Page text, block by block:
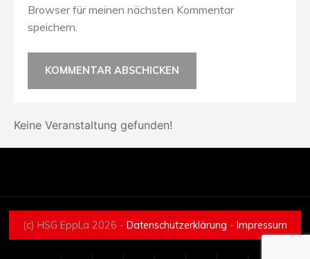
Browser für meinen nächsten Kommentar
speichern.
Keine Veranstaltung gefunden!
(c) HSG EppLa 2026 - Datenschutzerklärung - Impressum